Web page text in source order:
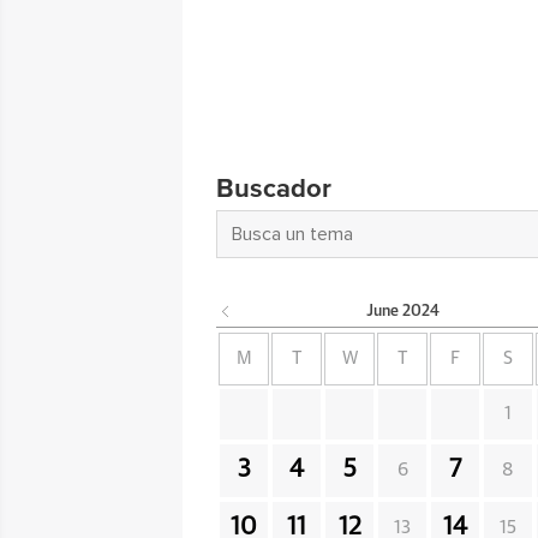
Buscador
June 2024
M W F S
1
3 4 5 6 7 8
10 11 12 13 14 15